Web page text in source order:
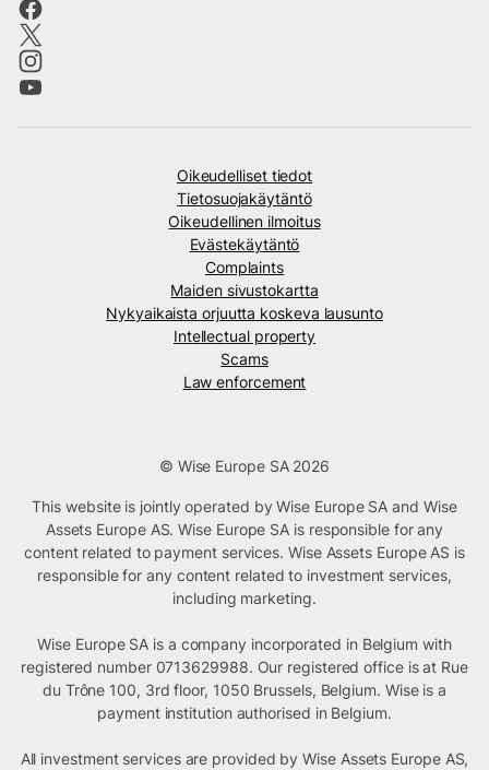
Oikeudelliset tiedot
Tietosuojakäytäntö
Oikeudellinen ilmoitus
Evästekäytäntö
Complaints
Maiden sivustokartta
Nykyaikaista orjuutta koskeva lausunto
Intellectual property
Scams
Law enforcement
© Wise Europe SA 2026
This website is jointly operated by Wise Europe SA and Wise
Assets Europe AS. Wise Europe SA is responsible for any
content related to payment services. Wise Assets Europe AS is
responsible for any content related to investment services,
including marketing.
Wise Europe SA is a company incorporated in Belgium with
registered number 0713629988. Our registered office is at Rue
du Trône 100, 3rd floor, 1050 Brussels, Belgium. Wise is a
payment institution authorised in Belgium.
All investment services are provided by Wise Assets Europe AS,